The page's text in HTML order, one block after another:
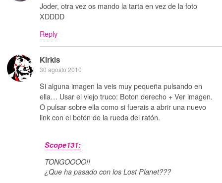
Joder, otra vez os mando la tarta en vez de la foto
XDDDD
Reply
Kirkis
30 agosto 2010
Si alguna imagen la veis muy pequeña pulsando en
ella… Usar el viejo truco: Boton derecho + Ver imagen.
O pulsar sobre ella como si fuerais a abrir una nuevo
link con el botón de la rueda del ratón.
Scope131:
TONGOOOO!!
¿Que ha pasado con los Lost Planet???